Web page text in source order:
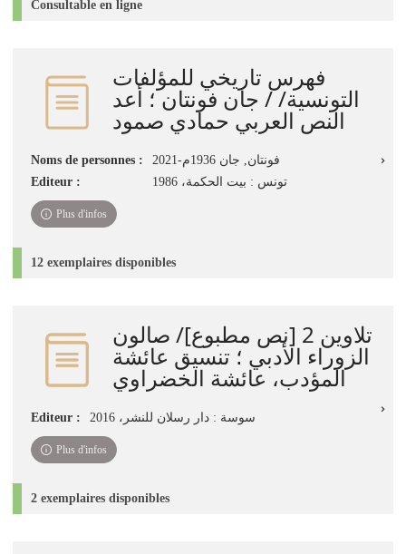
Consultable en ligne
فهرس تاريخي للمؤلفات
التونسية/ / جان فونتان ؛ أعد
النص العربي حمادي صمود
Noms de personnes :
فونتان, جان 1936م-2021
Editeur :
تونس : بيت الحكمة، 1986
Plus d'infos
12 exemplaires disponibles
تلاوين 2‏ ‏[نص مطبوع]‏/ ‏صالون
الزوراء الأدبي‏ ؛ ‏تنسيق عائشة
المؤدب، عائشة الخضراوي
Editeur : سوسة‏ : ‏دار رسلان للنشر‏، ‏2016‏
Plus d'infos
2 exemplaires disponibles